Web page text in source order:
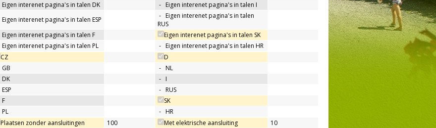
Eigen interenet pagina's in talen DK - Eigen interenet pagina's in talen I
Eigen interenet pagina's in talen ESP - Eigen interenet pagina's in talen
RUS
Eigen interenet pagina's in talen F
Eigen interenet pagina's in talen SK
Eigen interenet pagina's in talen PL - Eigen interenet pagina's in talen HR
CZ
D
GB - NL
DK - I
ESP - RUS
F
SK
PL - HR
Plaatsen zonder aansluitingen 100 Met elektrische aansluiting
10